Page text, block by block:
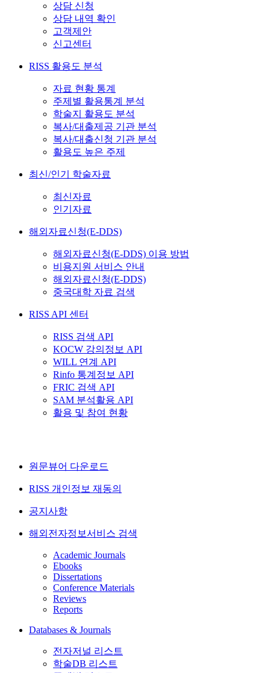
상담 신청
상담 내역 확인
고객제안
신고센터
RISS 활용도 분석
자료 현황 통계
주제별 활용통계 분석
학술지 활용도 분석
복사/대출제공 기관 분석
복사/대출신청 기관 분석
활용도 높은 주제
최신/인기 학술자료
최신자료
인기자료
해외자료신청(E-DDS)
해외자료신청(E-DDS) 이용 방법
비용지원 서비스 안내
해외자료신청(E-DDS)
중국대학 자료 검색
RISS API 센터
RISS 검색 API
KOCW 강의정보 API
WILL 연계 API
Rinfo 통계정보 API
FRIC 검색 API
SAM 분석활용 API
활용 및 참여 현황
원문뷰어 다운로드
RISS 개인정보 재동의
공지사항
해외전자정보서비스 검색
Academic Journals
Ebooks
Dissertations
Conference Materials
Reviews
Reports
Databases & Journals
전자저널 리스트
학술DB 리스트